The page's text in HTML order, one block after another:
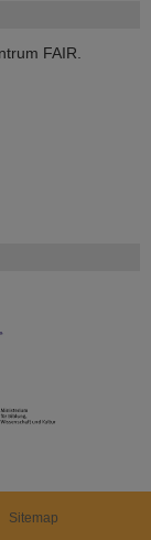
FAIR.
Sitemap